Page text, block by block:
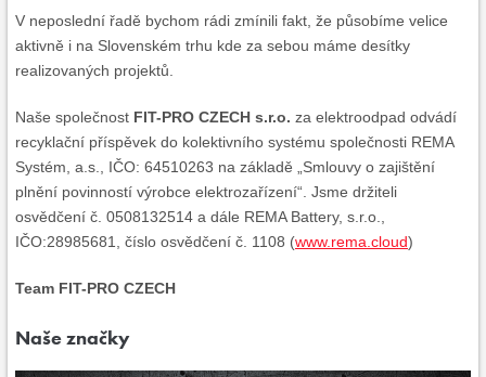
V neposlední řadě bychom rádi zmínili fakt, že působíme velice
aktivně i na Slovenském trhu kde za sebou máme desítky
realizovaných projektů.
Naše společnost FIT-PRO CZECH s.r.o. za elektroodpad odvádí
recyklační příspěvek do kolektivního systému společnosti REMA
Systém, a.s., IČO: 64510263 na základě „Smlouvy o zajištění
plnění povinností výrobce elektrozařízení“. Jsme držiteli
osvědčení č. 0508132514 a dále REMA Battery, s.r.o.,
IČO:28985681, číslo osvědčení č. 1108 (www.rema.cloud)
Team FIT-PRO CZECH
Naše značky